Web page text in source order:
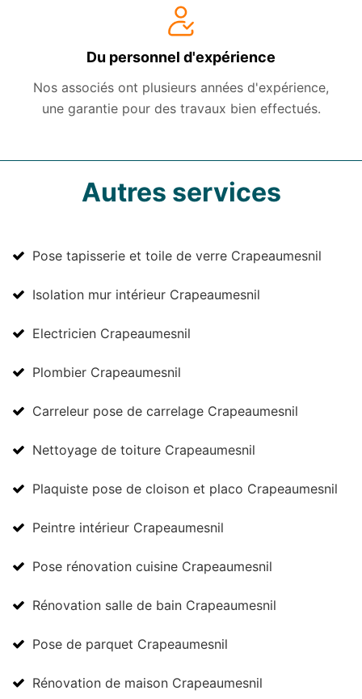
Du personnel d'expérience
Nos associés ont plusieurs années d'expérience,
une garantie pour des travaux bien effectués.
Autres services
Pose tapisserie et toile de verre Crapeaumesnil
Isolation mur intérieur Crapeaumesnil
Electricien Crapeaumesnil
Plombier Crapeaumesnil
Carreleur pose de carrelage Crapeaumesnil
Nettoyage de toiture Crapeaumesnil
Plaquiste pose de cloison et placo Crapeaumesnil
Peintre intérieur Crapeaumesnil
Pose rénovation cuisine Crapeaumesnil
Rénovation salle de bain Crapeaumesnil
Pose de parquet Crapeaumesnil
Rénovation de maison Crapeaumesnil